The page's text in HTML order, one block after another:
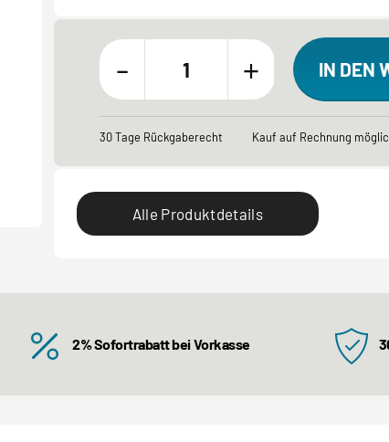
- + IN DEN
30 Tage Rückgaberecht Kauf auf Rechnung
Alle Produktdetails
2% Sofortrabatt bei Vorkasse